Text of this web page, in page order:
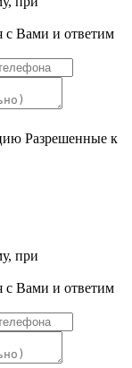
с Вами и ответим
Разрешенные к
при
с Вами и ответим